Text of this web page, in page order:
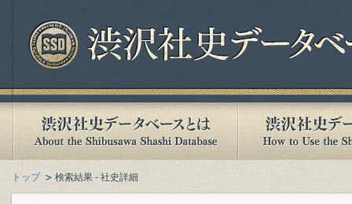
トップ 検索結果 - 社史詳細